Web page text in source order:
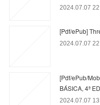
2024.07.07
[Pdf/ePub]
2024.07.07
[Pdf/ePub/
BÁSICA, 4ª
2024.07.07